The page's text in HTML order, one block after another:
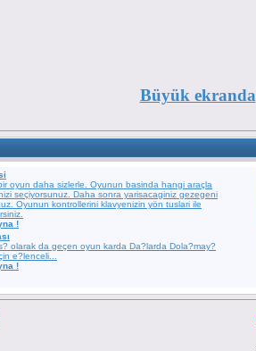
Büyük ekranda
oyun daha sizlerle. Oyunun basinda hangi araçla
seçiyorsunuz. Daha sonra yarisacaginiz gezegeni
Oyunun kontrollerini klavyenizin yön tuslari ile
!
olarak da geçen oyun karda Da?larda Dola?may?
e?lenceli...
!